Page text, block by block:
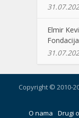
Elmir
Copyright © 2010-
O nama
Drugi